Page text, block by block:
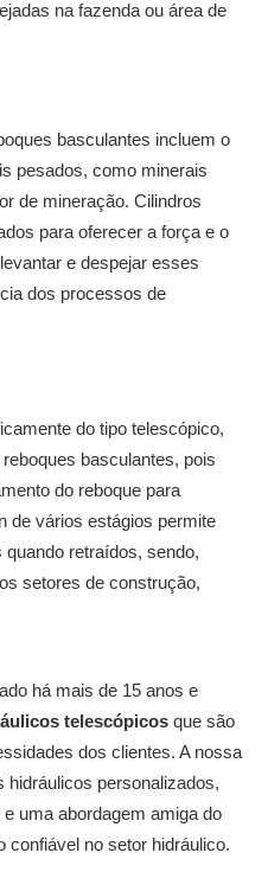
na fazenda ou área de
basculantes incluem o
pesados, como minerais
de mineração. Cilindros
​​para oferecer a força e o
e despejar esses
dos processos de
do tipo telescópico,
basculantes, pois
do reboque para
de vários estágios permite
retraídos, sendo,
setores de construção,
há mais de 15 anos e
telescópicos que são
dos clientes. A nossa
hidráulicos personalizados,
uma abordagem amiga do
confiável no setor hidráulico.